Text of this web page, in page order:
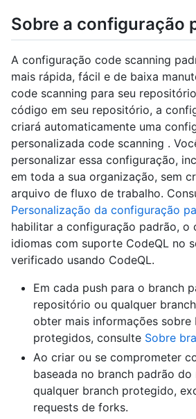
Sobre a configuração
A configuração code scanning
mais rápida, fácil e de baixa
code scanning para seu
código em seu repositório, a
criará automaticamente uma
personalizada code scanning .
personalizar essa configuração,
em toda a sua organização, sem
arquivo de fluxo de trabalho.
Personalização da configuração
habilitar a configuração padrão, o
idiomas com suporte CodeQL no
verificado usando CodeQL.
Em cada push para o branch
repositório ou qualquer
obter mais informações sobre
protegidos, consulte Sobre
Ao criar ou se comprometer
baseada no branch padrão
qualquer branch protegido,
requests de forks.